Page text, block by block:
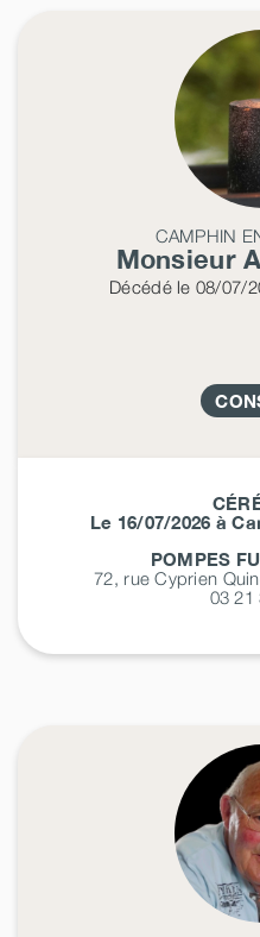
CAMPHIN
Monsieur
Décédéle 08/07/
Le 16/07/2026 à
POMPES
72, rue Cyprien
03 21